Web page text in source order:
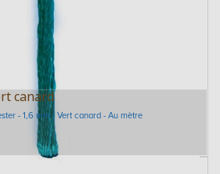
canard
- 1,6 mm - Vert canard - Au mètre